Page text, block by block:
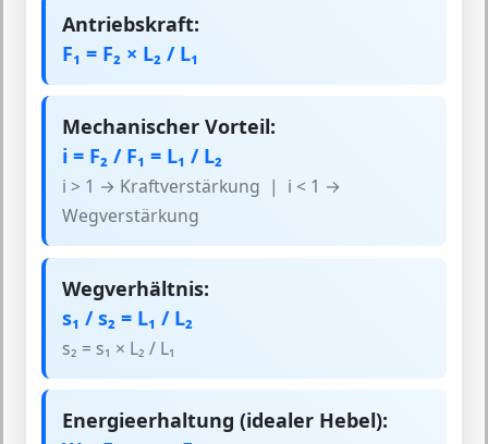
Antriebskraft:
F₁ = F₂ × L₂ / L₁
Mechanischer Vorteil:
i = F₂ / F₁ = L₁ / L₂
i > 1 → Kraftverstärkung | i < 1 →
Wegverstärkung
Wegverhältnis:
s₁ / s₂ = L₁ / L₂
s₂ = s₁ × L₂ / L₁
Energieerhaltung (idealer Hebel):